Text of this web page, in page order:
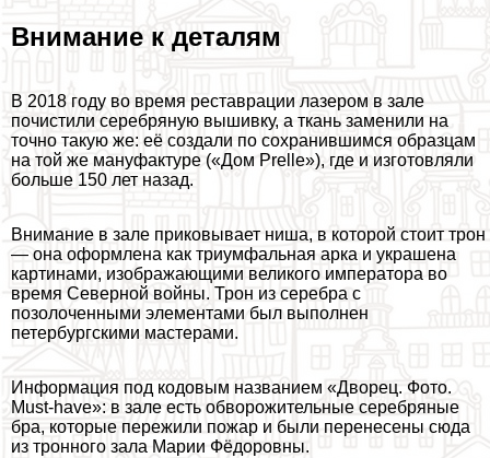
Внимание к деталям
В 2018 году во время реставрации лазером в зале
почистили серебряную вышивку, а ткань заменили на
точно такую же: её создали по сохранившимся образцам
на той же мануфактуре («Дом Prelle»), где и изготовляли
больше 150 лет назад.
Внимание в зале приковывает ниша, в которой стоит трон
— она оформлена как триумфальная арка и украшена
картинами, изображающими великого императора во
время Северной войны. Трон из серебра с
позолоченными элементами был выполнен
петербургскими мастерами.
Информация под кодовым названием «Дворец. Фото.
Must-have»: в зале есть обворожительные серебряные
бра, которые пережили пожар и были перенесены сюда
из тронного зала Марии Фёдоровны.